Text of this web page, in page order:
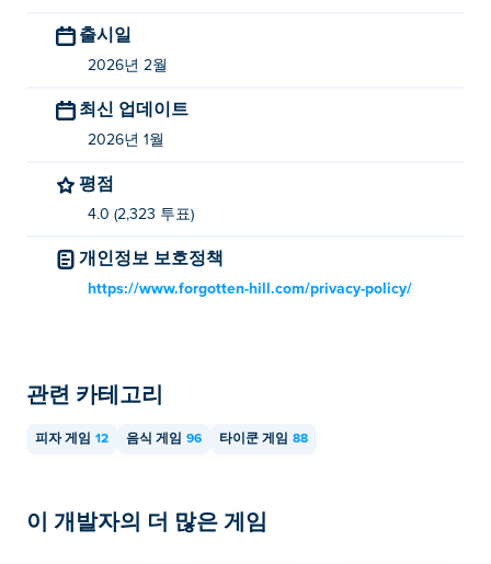
Playground,Forgotten Hill Memento: Love Beyond
Forgotten Hill Memento: Buried Things
Little Cabin in the Woods
야 하나요?
Pizza Planet을 모바일 기기와 데스크톱에서 플
레이할 수 있나요?
출시일
2026년 2월
최신 업데이트
2026년 1월
평점
4.0 (2,323 투표)
개인정보 보호정책
https://www.forgotten-hill.com/privacy-policy/
관련 카테고리
피자 게임 12 음식 게임 96 타이쿤 게임 88
이 개발자의 더 많은 게임